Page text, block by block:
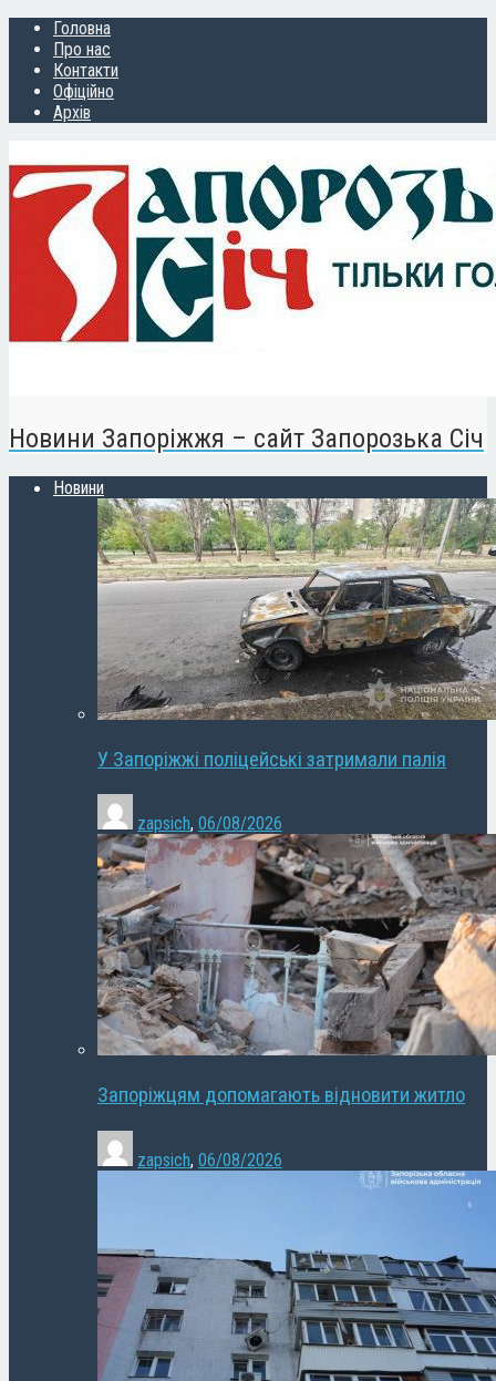
Головна
Про нас
Контакти
Офіційно
Архів
Новини Запоріжжя – сайт Запорозька Січ
Новини
У Запоріжжі поліцейські затримали палія
zapsich, 06/08/2026
Запоріжцям допомагають відновити житло
zapsich, 06/08/2026